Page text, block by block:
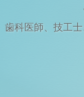
歯科医師、技工士